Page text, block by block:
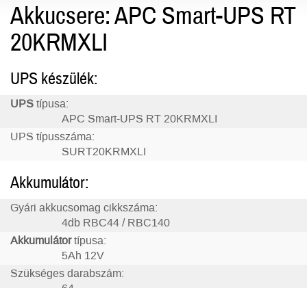
Akkucsere: APC Smart-UPS RT
20KRMXLI
UPS készülék:
UPS típusa:
APC Smart-UPS RT 20KRMXLI
UPS típusszáma:
SURT20KRMXLI
Akkumulátor:
Gyári akkucsomag cikkszáma:
4db RBC44 / RBC140
Akkumulátortípusa:
5Ah 12V
Szükséges darabszám: